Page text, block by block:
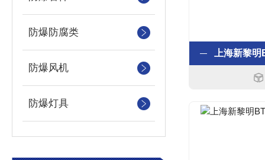
防爆防腐类
防爆风机
防爆灯具